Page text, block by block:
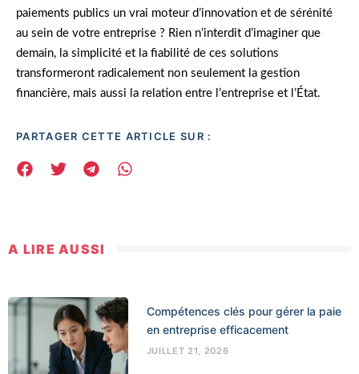
paiements publics un vrai moteur d’innovation et de sérénité
au sein de votre entreprise ? Rien n’interdit d’imaginer que
demain, la simplicité et la fiabilité de ces solutions
transformeront radicalement non seulement la gestion
financière, mais aussi la relation entre l’entreprise et l’État.
PARTAGER CETTE ARTICLE SUR :
A LIRE AUSSI
Compétences clés pour gérer la paie
en entreprise efficacement
JUILLET 21, 2026